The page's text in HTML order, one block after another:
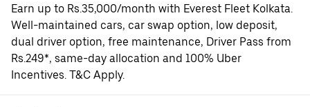
Earn up to Rs.35,000/month with Everest Fleet Kolkata.
Well-maintained cars, car swap option, low deposit,
dual driver option, free maintenance, Driver Pass from
Rs.249*, same-day allocation and 100% Uber
Incentives. T&C Apply.